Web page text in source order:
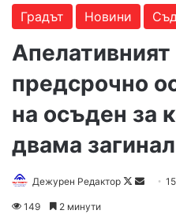
Градът Новини
предсрочно
на осъден за
двама
Дежурен Редактор
Follow
Send
149 2 минути